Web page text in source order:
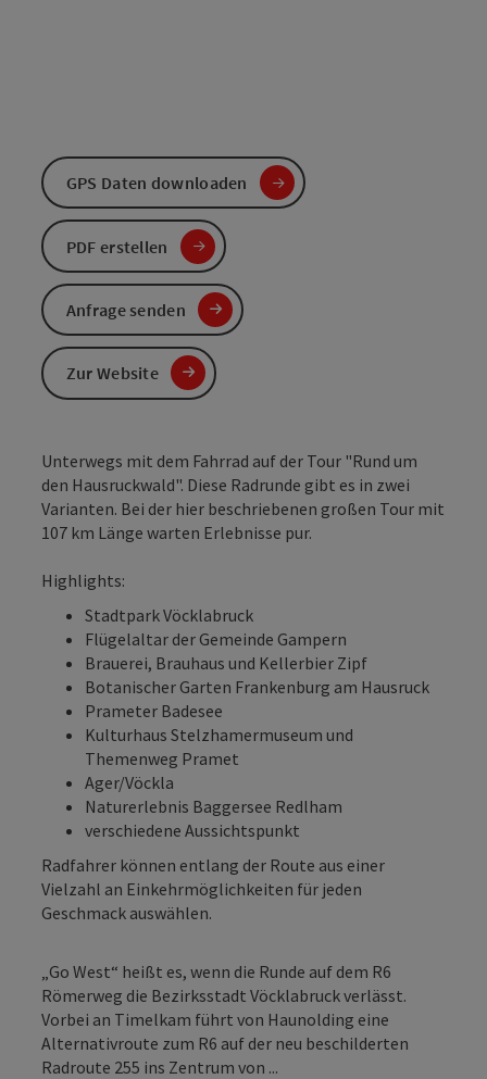
Unterwegs mit dem Fahrrad auf der Tour "Rund um
den Hausruckwald". Diese Radrunde gibt es in zwei
Varianten. Bei der hier beschriebenen großen Tour mit
107 km Länge warten Erlebnisse pur.
Highlights:
Stadtpark Vöcklabruck
Flügelaltar der Gemeinde Gampern
Brauerei, Brauhaus und Kellerbier Zipf
Botanischer Garten Frankenburg am Hausruck
Prameter Badesee
Kulturhaus Stelzhamermuseum und
Themenweg Pramet
Ager/Vöckla
Naturerlebnis Baggersee Redlham
verschiedene Aussichtspunkt
Radfahrer können entlang der Route aus einer
Vielzahl an Einkehrmöglichkeiten für jeden
Geschmack auswählen.
„Go West“ heißt es, wenn die Runde auf dem R6
Römerweg die Bezirksstadt Vöcklabruck verlässt.
Vorbei an Timelkam führt von Haunolding eine
Alternativroute zum R6 auf der neu beschilderten
Radroute 255 ins Zentrum von ...
GPS Daten downloaden
PDF erstellen
Anfrage senden
Zur Website